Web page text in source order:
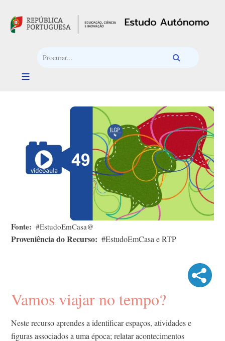
Fonte #EstudoEmCasa@
Proveniência do Recurso #EstudoEmCasa e RTP
Vamos viajar no tempo?
Neste recurso aprendes a identificar espaços, atividades e
figuras associados a uma época; relatar acontecimentos